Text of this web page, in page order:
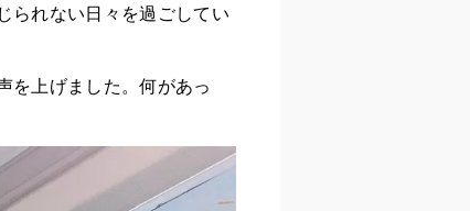
られない日々を過ごしてい
を上げました。何があっ